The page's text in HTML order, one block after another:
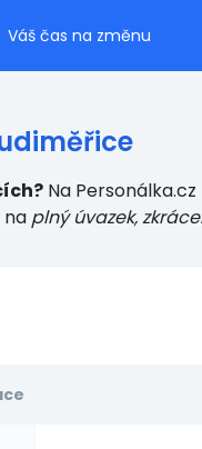
Váš čas na změnu
Na
na plný úvazek,